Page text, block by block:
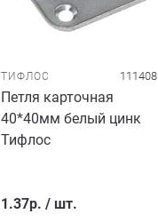
ТИФЛОС 111408
Петля карточная
40*40мм белый цинк
Тифлос
1.37р. / шт.